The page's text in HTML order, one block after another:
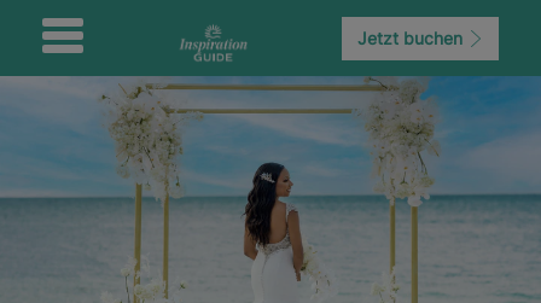
Jetzt buchen